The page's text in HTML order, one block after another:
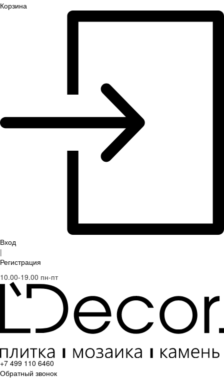
Корзина
Вход
|
Регистрация
10.00-19.00 пн-пт
+7 499 110 6460
Обратный звонок